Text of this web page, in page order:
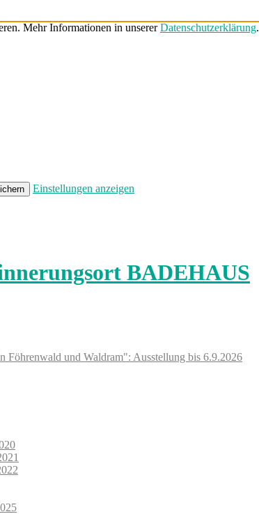
Mehr Informationen in unsererDatenschutzerklärung.
Einstellungen anzeigen
Föhrenwald und Waldram": Ausstellung bis 6.9.2026